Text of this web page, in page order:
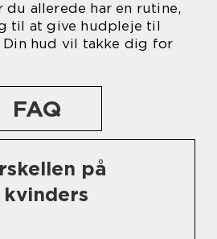
allerede har en rutine,
til at give hudpleje til
Din hud vil takke dig for
FAQ
på